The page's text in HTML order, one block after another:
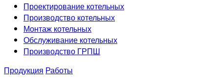
Проектирование котельных
Производство котельных
Монтаж котельных
Обслуживание котельных
Производство ГРПШ
Продукция Работы